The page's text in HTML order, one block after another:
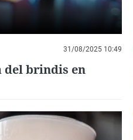
31/08/2025 10:49
del brindis en